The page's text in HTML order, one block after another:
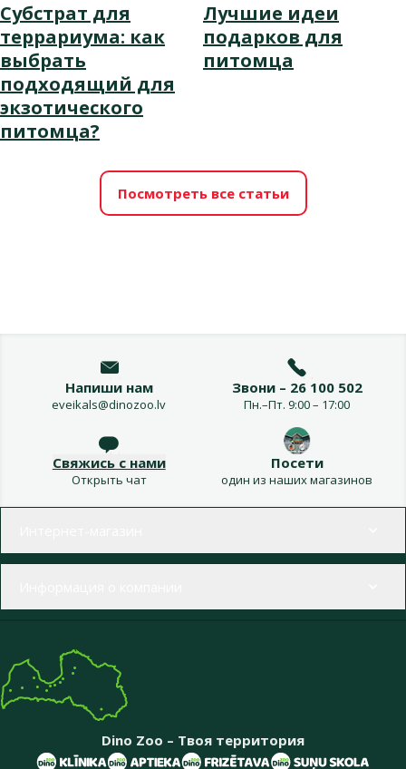
Субстрат для
террариума: как
выбрать
подходящий для
экзотического
питомца?
Лучшие идеи
подарков для
питомца
Посмотреть все статьи
Напиши нам
eveikals@dinozoo.lv
Звони – 26 100 502
Пн.–Пт. 9:00 – 17:00
Свяжись с нами
Открыть чат
Посети
один из наших магазинов
Dino Zoo – Твоя территория